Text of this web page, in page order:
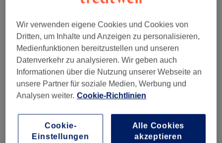
Kosmetikstudio Elif
Fauerbacher Straße 101, 61169 Friedberg
Wir verwenden eigene Cookies und Cookies von
Dritten, um Inhalte und Anzeigen zu personalisieren,
Medienfunktionen bereitzustellen und unseren
Datenverkehr zu analysieren. Wir geben auch
Informationen über die Nutzung unserer Webseite an
unsere Partner für soziale Medien, Werbung und
Analysen weiter. Cookie-Richtlinien
Cookie-
Einstellungen
Alle Cookies
akzeptieren